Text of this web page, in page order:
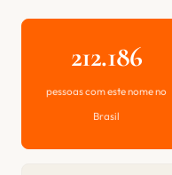
212.186
pessoas com este nome no
Brasil